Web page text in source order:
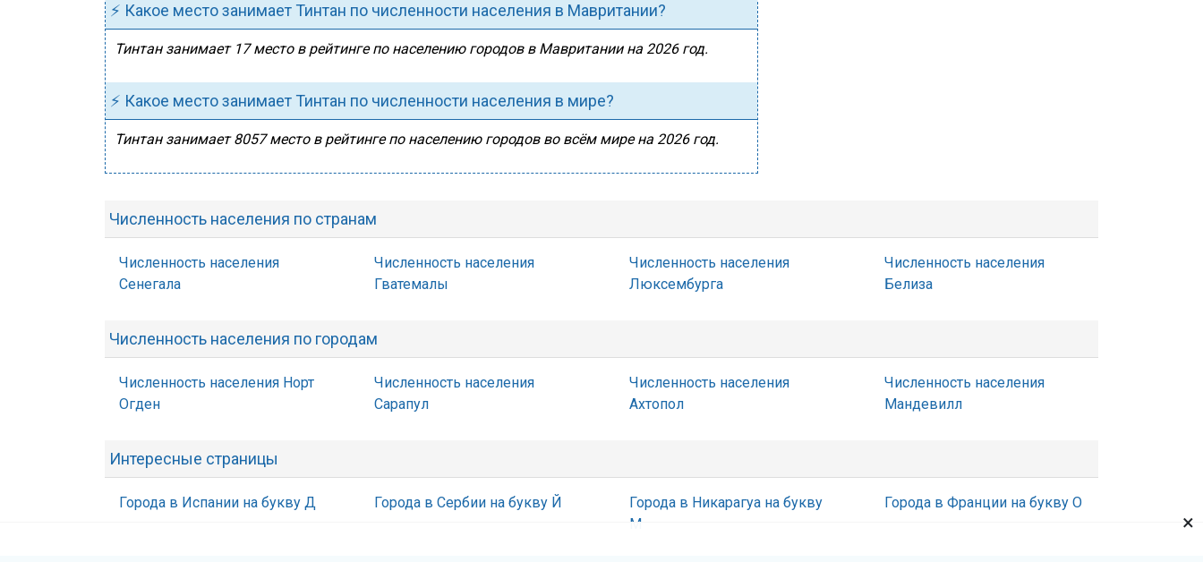
⚡ Какое место занимает Тинтан по численности населения в Мавритании?
Тинтан занимает 17 место в рейтинге по населению городов в Мавритании на 2026 год.
⚡ Какое место занимает Тинтан по численности населения в мире?
Тинтан занимает 8057 место в рейтинге по населению городов во всём мире на 2026 год.
Численность населения по странам
Численность населения
Сенегала
Численность населения
Гватемалы
Численность населения
Люксембурга
Численность населения
Белиза
Численность населения по городам
Численность населения Норт
Огден
Численность населения
Сарапул
Численность населения
Ахтопол
Численность населения
Мандевилл
Интересные страницы
Города в Испании на букву Д Города в Сербии на букву Й
Города в Никарагуа на букву
М
Города в Франции на букву О
×